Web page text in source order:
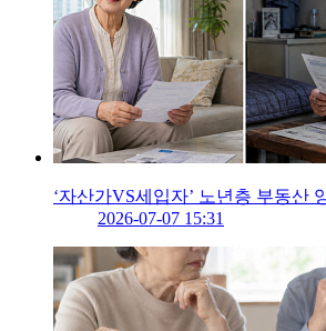
‘자산가VS세입자’ 노년층 부동산
2026-07-07 15:31